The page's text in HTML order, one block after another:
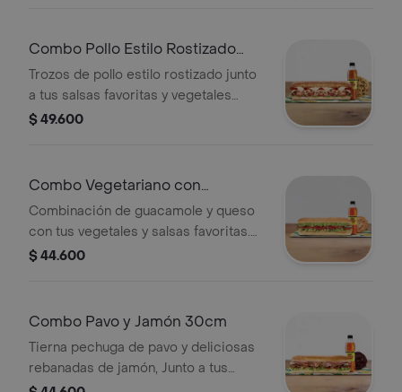
Combo Pollo Estilo Rostizado
30cm
Trozos de pollo estilo rostizado junto
a tus salsas favoritas y vegetales
frescos. Llévalo combo con bebida
$ 49.600
Combo Vegetariano con
Guacamole 30cm
Combinación de guacamole y queso
con tus vegetales y salsas favoritas.
Llévalo combo con bebida más
$ 44.600
Combo Pavo y Jamón 30cm
Tierna pechuga de pavo y deliciosas
rebanadas de jamón, Junto a tus